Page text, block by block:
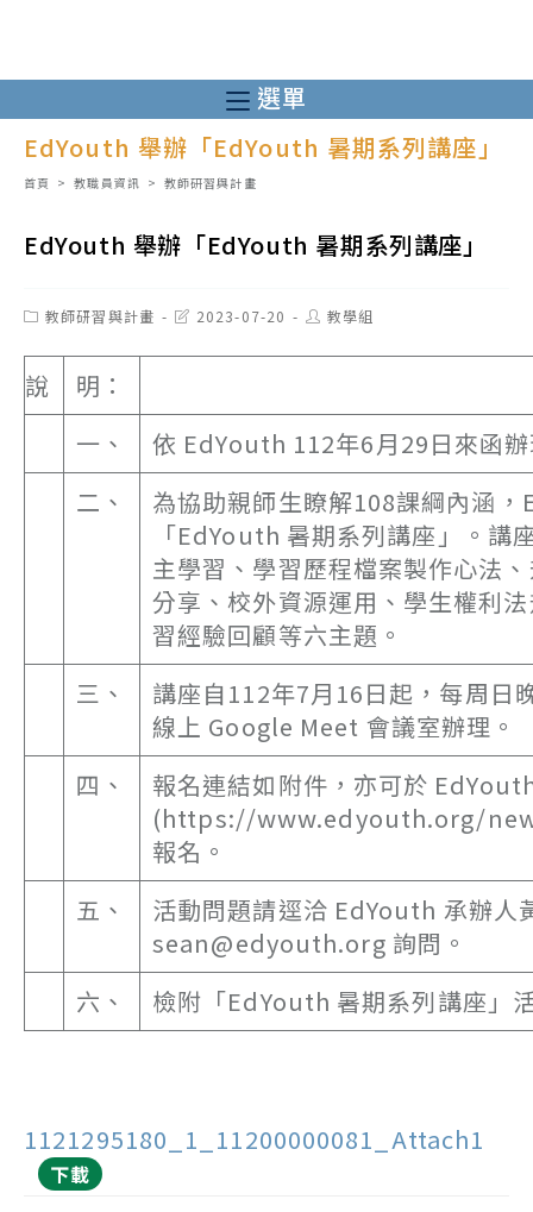
至
主
選單
EdYouth 舉辦「EdYouth 暑期系列講座」
首頁 > 教職員資訊 > 教師研習與計畫
EdYouth 舉辦「EdYouth 暑期系列講座」
Post教師研習與計畫
Post2023-07-20
Post教學組
說
明：
一、
依 EdYouth 112年6月29日來函
二、
為協助親師生瞭解108課綱內涵
「EdYouth 暑期系列講座」。講
主學習、學習歷程檔案製作心法
分享、校外資源運用、學生權利
習經驗回顧等六主題。
三、
講座自112年7月16日起，每周日
線上 Google Meet 會議室辦理。
四、
報名連結如附件，亦可於
(https://www.edyouth.org/
報名。
五、
活動問題請逕洽 EdYouth 承辦人
sean@edyouth.org 詢問。
六、
檢附「EdYouth 暑期系列講座」
1121295180_1_11200000081_Attach1
下載